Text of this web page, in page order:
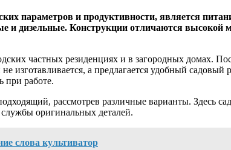
параметров и продуктивности, является
и дизельные. Конструкции отличаются высокой
частных резиденциях и в загородных
изготавливается, а предлагается удобный
при работе.
рассмотрев различные варианты. Здесь
службы оригинальных деталей.
слова культиватор